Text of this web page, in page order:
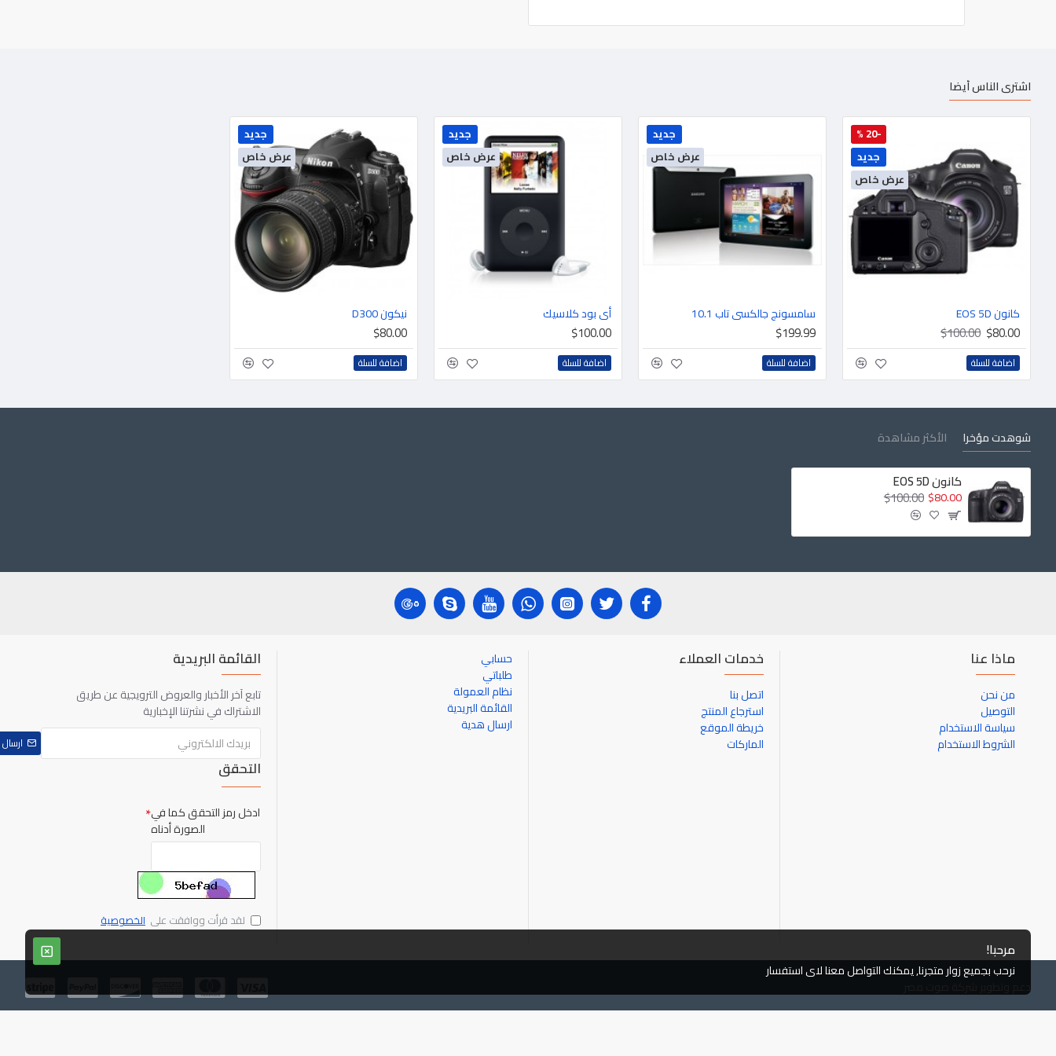
اشترى الناس أيضا
جديد
عرض خاص
-20 %
كانون EOS 5D
$80.00
$100.00
اضافة للسلة
جديد
عرض خاص
سامسونج جالكسي تاب 10.1
$199.99
اضافة للسلة
جديد
عرض خاص
أي بود كلاسيك
$100.00
اضافة للسلة
جديد
عرض خاص
نيكون D300
$80.00
اضافة للسلة
شوهدت مؤخرا الأكثر مشاهدة
كانون EOS 5D
$80.00
$100.00
ماذا عنا
من نحن
التوصيل
سياسة الاستخدام
الشروط الاستخدام
خدمات العملاء
اتصل بنا
استرجاع المنتج
خريطة الموقع
الماركات
حسابي
طلباتي
نظام العمولة
القائمة البريدية
ارسال هدية
القائمة البريدية
تابع آخر الأخبار والعروض الترويجية عن طريق
الاشتراك في نشرتنا الإخبارية
ارسال
التحقق
ادخل رمز التحقق كما في
الصورة أدناه
لقد قرأت ووافقت على الخصوصية
دعم وتطوير شركة صوت مصر
مرحبا!
نرحب بجميع زوار متجرنا, يمكنك التواصل معنا لاى استفسار